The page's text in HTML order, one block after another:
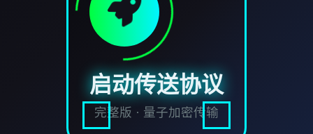
启动传送协议
完整版 · 量子加密传输